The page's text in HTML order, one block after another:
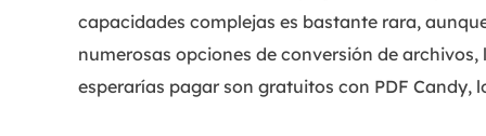
capacidades complejas es bastante rara,
numerosas opciones de conversión de
esperarías pagar son gratuitos con PDF Candy,